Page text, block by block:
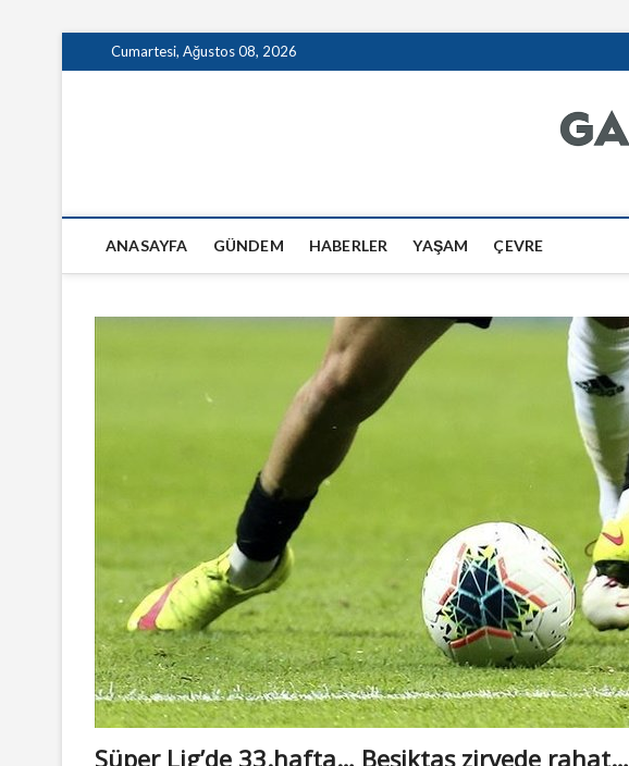
to
Cumartesi, Ağustos 08, 2026
ANASAYFA GÜNDEM HABERLER YAŞAM ÇEVRE
Süper Lig’de 33.hafta… Beşiktaş zirvede rahat…